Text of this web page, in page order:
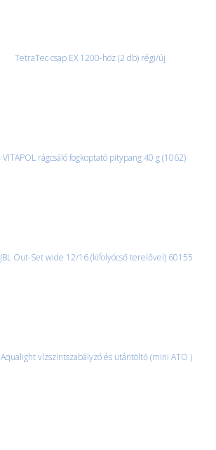
TetraTec csap EX 1200-höz (2 db) régi/új
VITAPOL rágcsáló fogkoptató pitypang 40 g (1062)
JBL Out-Set wide 12/16 (kifolyócső terelővel) 60155
Aqualight vízszintszabályzó és utántöltő (mini ATO )